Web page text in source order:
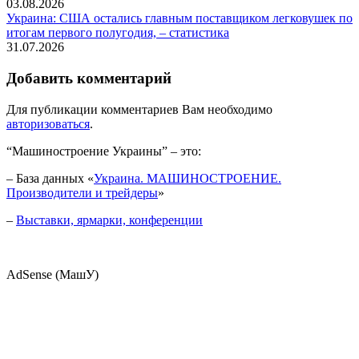
03.08.2026
Украина: США остались главным поставщиком легковушек по
итогам первого полугодия, – статистика
31.07.2026
Добавить комментарий
Для публикации комментариев Вам необходимо
авторизоваться.
“Машиностроение Украины” – это:
– База данных «Украина. МАШИНОСТРОЕНИЕ.
Производители и трейдеры»
– Выставки, ярмарки, конференции
AdSense (МашУ)